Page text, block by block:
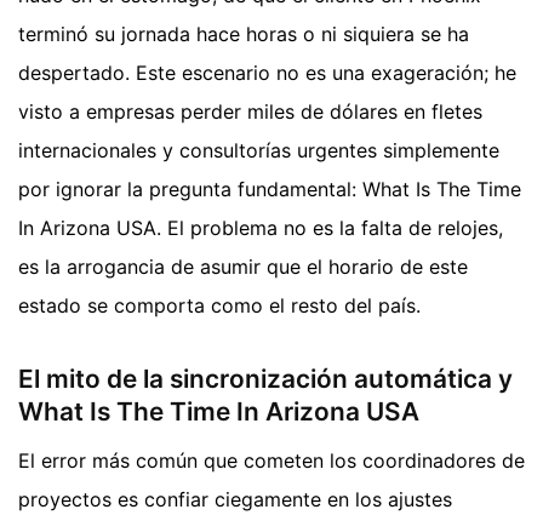
terminó su jornada hace horas o ni siquiera se ha
despertado. Este escenario no es una exageración; he
visto a empresas perder miles de dólares en fletes
internacionales y consultorías urgentes simplemente
por ignorar la pregunta fundamental: What Is The Time
In Arizona USA. El problema no es la falta de relojes,
es la arrogancia de asumir que el horario de este
estado se comporta como el resto del país.
El mito de la sincronización automática y
What Is The Time In Arizona USA
El error más común que cometen los coordinadores de
proyectos es confiar ciegamente en los ajustes